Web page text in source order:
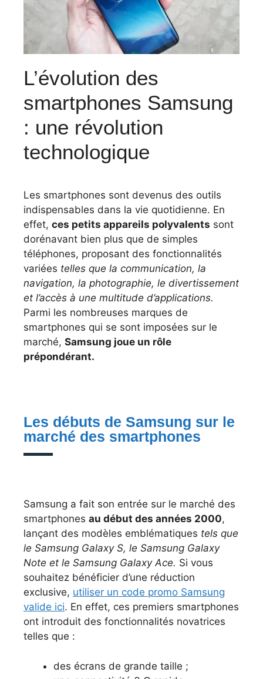
L’évolution des
smartphones Samsung
: une révolution
technologique
Les smartphones sont devenus des outils
indispensables dans la vie quotidienne. En
effet, ces petits appareils polyvalents sont
dorénavant bien plus que de simples
téléphones, proposant des fonctionnalités
variées telles que la communication, la
navigation, la photographie, le divertissement
et l’accès à une multitude d’applications.
Parmi les nombreuses marques de
smartphones qui se sont imposées sur le
marché, Samsung joue un rôle
prépondérant.
Les débuts de Samsung sur le
marché des smartphones
Samsung a fait son entrée sur le marché des
smartphones au début des années 2000,
lançant des modèles emblématiques tels que
le Samsung Galaxy S, le Samsung Galaxy
Note et le Samsung Galaxy Ace. Si vous
souhaitez bénéficier d’une réduction
exclusive, utiliser un code promo Samsung
valide ici. En effet, ces premiers smartphones
ont introduit des fonctionnalités novatrices
telles que :
des écrans de grande taille ;